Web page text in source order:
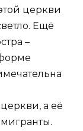
церкви
Ещё
–
а её